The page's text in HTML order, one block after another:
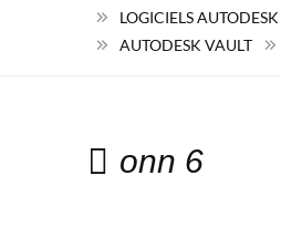
LOGICIELS AUTODESK
AUTODESK VAULT
onn 6